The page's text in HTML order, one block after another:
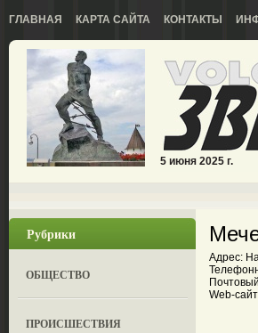
ГЛАВНАЯ КАРТА САЙТА КОНТАКТЫ
5 июня 2025 г.
Рубрики
ОБЩЕСТВО
ПРОИСШЕСТВИЯ
Адрес:
Web-